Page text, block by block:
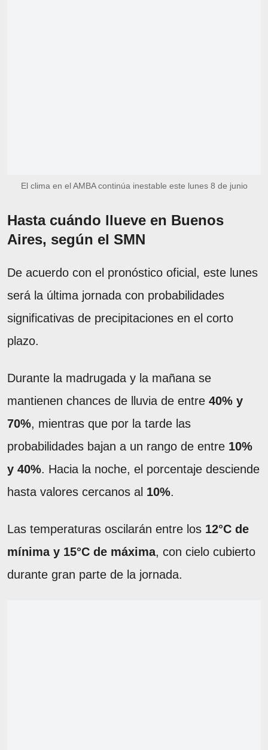
El clima en el AMBA continúa inestable este lunes 8 de junio
Hasta cuándo llueve en Buenos
Aires, según el SMN
De acuerdo con el pronóstico oficial, este lunes
será la última jornada con probabilidades
significativas de precipitaciones en el corto
plazo.
Durante la madrugada y la mañana se
mantienen chances de lluvia de entre 40% y
70%, mientras que por la tarde las
probabilidades bajan a un rango de entre 10%
y 40%. Hacia la noche, el porcentaje desciende
hasta valores cercanos al 10%.
Las temperaturas oscilarán entre los 12°C de
mínima y 15°C de máxima, con cielo cubierto
durante gran parte de la jornada.